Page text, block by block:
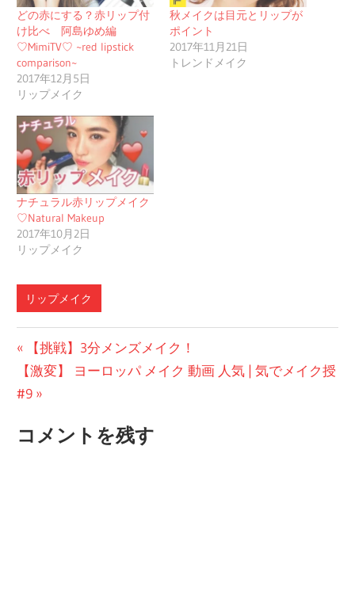
どの赤にする？赤リップ付
け比べ 阿島ゆめ編
♡MimiTV♡ ~red lipstick
comparison~
2017年12月5日
リップメイク
秋メイクは目元とリップが
ポイント
2017年11月21日
トレンドメイク
ナチュラル赤リップメイク
♡Natural Makeup
2017年10月2日
リップメイク
リップメイク
投
稿
ビ
前
の
投
【挑戦】3分メンズメイク！
次
の
稿:
【激変】 ヨーロッパ メイク 動画 人気 | 気でメイク授
#9
コメントを残す